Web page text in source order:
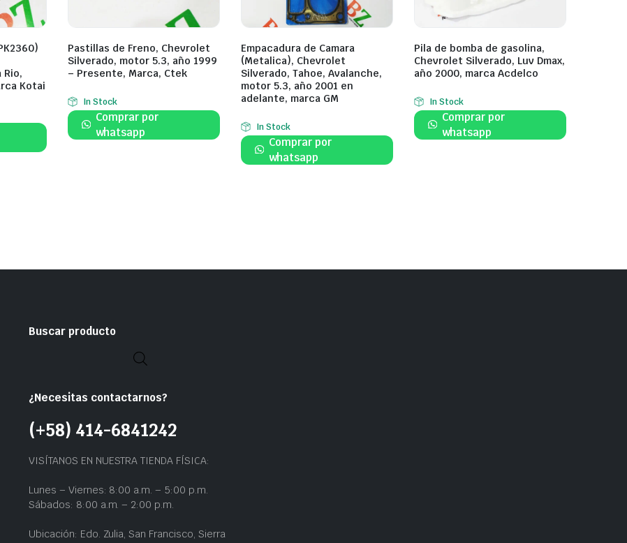
Rio,
Kotai
Pastillas de Freno, Chevrolet
Silverado, motor 5.3, año 1999
– Presente, Marca, Ctek
In Stock
Comprar por
whatsapp
Empacadura de Camara
(Metalica), Chevrolet
Silverado, Tahoe, Avalanche,
motor 5.3, año 2001 en
adelante, marca GM
In Stock
Comprar por
whatsapp
Pila de bomba de gasolina,
Chevrolet Silverado, Luv Dmax,
año 2000, marca Acdelco
In Stock
Comprar por
whatsapp
Buscar producto
¿Necesitas contactarnos?
(+58) 414-6841242
VISÍTANOS EN NUESTRA TIENDA FÍSICA:
Lunes – Viernes: 8:00 a.m. – 5:00 p.m.
Sábados: 8:00 a.m. – 2:00 p.m.
Ubicación: Edo. Zulia, San Francisco, Sierra